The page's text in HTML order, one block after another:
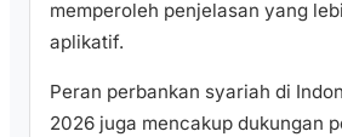
memperoleh penjelasan yang
aplikatif.
Peran perbankan syariah di
2026 juga mencakup dukungan